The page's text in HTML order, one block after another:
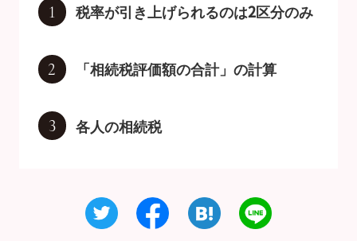
1 税率が引き上げられるのは2区分のみ
2 「相続税評価額の合計」の計算
3 各人の相続税